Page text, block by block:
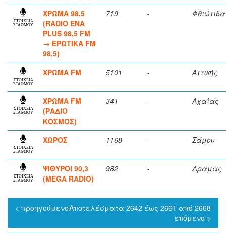
ΣΤΟΙΧΕΙΑ
ΣΤΑΘΜΟΥ
ΧΡΩΜΑ 98,5
(RADIO ENA
PLUS 98,5 FM
→ ΕΡΩΤΙΚΑ FM
98,5)
719 -
ΣΤΟΙΧΕΙΑ
ΣΤΑΘΜΟΥ
ΧΡΩΜΑ FM 5101 - Αττικής
ΣΤΟΙΧΕΙΑ
ΣΤΑΘΜΟΥ
ΧΡΩΜΑ FM
(ΡΑΔΙΟ
ΚΟΣΜΟΣ)
341 - Αχαΐας
ΣΤΟΙΧΕΙΑ
ΣΤΑΘΜΟΥ
ΧΩΡΟΣ 1168 - Σάμου
ΣΤΟΙΧΕΙΑ
ΣΤΑΘΜΟΥ
ΨΙΘΥΡΟΙ 90,3
(MEGA RADIO)
982 - Δράμας
Αποτελέσματα 2642 έως 2661 από 2668
< προηγούμενο
επόμενο >